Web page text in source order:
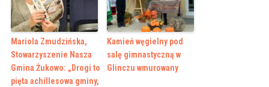
Mariola Zmudzińska,
Stowarzyszenie Nasza
Gmina Żukowo: „Drogi to
pięta achillesowa gminy,
Kamień węgielny pod
salę gimnastyczną w
Glinczu wmurowany